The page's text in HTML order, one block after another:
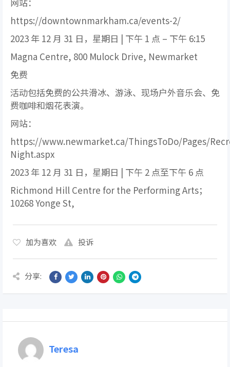
https://downtownmarkham.ca/events-2/
2023 年 12 月 31 日，星期日 | 下午 1 点 – 下午 6:15
Magna Centre, 800 Mulock Drive, Newmarket
免费
活动包括免费的公共滑冰、游泳、现场户外音乐会、免
费咖啡和烟花表演。
网站：
https://www.newmarket.ca/ThingsToDo/Pages/
Night.aspx
2023 年 12 月 31 日，星期日 | 下午 2 点至下午 6 点
Richmond Hill Centre for the Performing Arts；
10268 Yonge St,
加为喜欢 投诉
分享:
Teresa